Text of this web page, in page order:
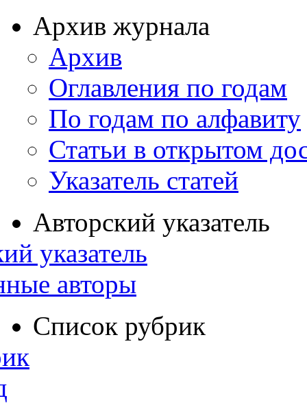
Архив журнала
Архив
Оглавления по годам
По годам по алфавиту
Статьи в открытом
Указатель статей
Авторский указатель
указатель
авторы
Список рубрик